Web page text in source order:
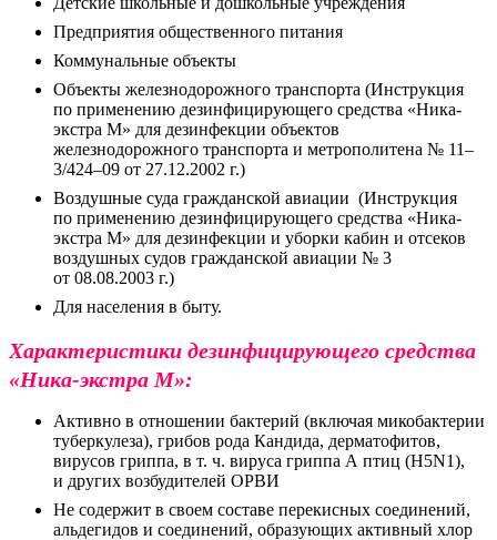
Предприятия общественного питания
Коммунальные объекты
Объекты железнодорожного транспорта (Инструкция
по применению дезинфицирующего средства «Ника-
экстра М» для дезинфекции объектов
железнодорожного транспорта и метрополитена № 11–
3/424–09 от 27.12.2002 г.)
Воздушные суда гражданской авиации (Инструкция
по применению дезинфицирующего средства «Ника-
экстра М» для дезинфекции и уборки кабин и отсеков
воздушных судов гражданской авиации № 3
от 08.08.2003 г.)
Для населения в быту.
Характеристики дезинфицирующего средства
«Ника-экстра М»:
Активно в отношении бактерий (включая микобактерии
туберкулеза), грибов рода Кандида, дерматофитов,
вирусов гриппа, в т. ч. вируса гриппа А птиц (Н5N1),
и других возбудителей ОРВИ
Не содержит в своем составе перекисных соединений,
альдегидов и соединений, образующих активный хлор